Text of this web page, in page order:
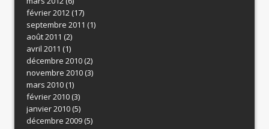
février 2012 (17)
septembre 2011 (1)
août 2011 (2)
avril 2011 (1)
décembre 2010(2)
novembre 2010(3)
mars 2010(1)
février 2010(3)
janvier 2010(5)
décembre 2009(5)